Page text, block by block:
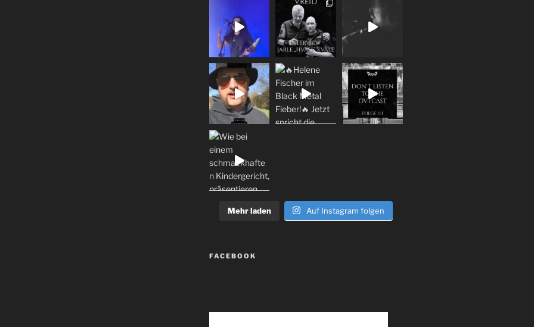
Mehr laden Auf Instagram folgen
FACEBOOK